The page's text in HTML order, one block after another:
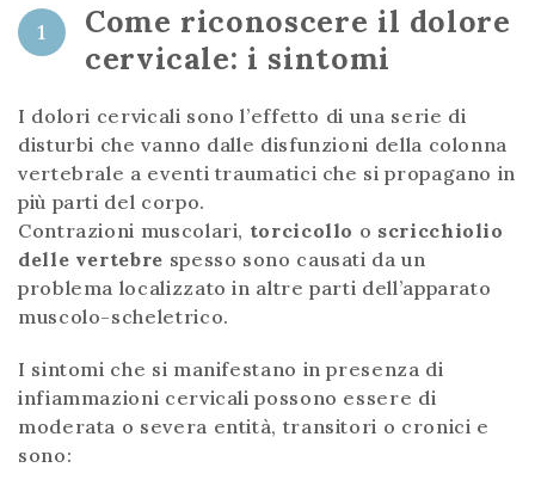
1
Come riconoscere il dolore
cervicale: i sintomi
I dolori cervicali sono l’effetto di una serie di
disturbi che vanno dalle disfunzioni della colonna
vertebrale a eventi traumatici che si propagano in
più parti del corpo.
Contrazioni muscolari, torcicollo o scricchiolio
delle vertebre spesso sono causati da un
problema localizzato in altre parti dell’apparato
muscolo-scheletrico.
I sintomi che si manifestano in presenza di
infiammazioni cervicali possono essere di
moderata o severa entità, transitori o cronici e
sono: